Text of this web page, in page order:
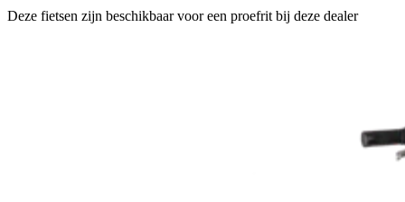
Deze fietsen zijn beschikbaar voor een proefrit bij deze dealer